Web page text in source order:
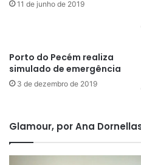
11 de junho de 2019
Porto do Pecém realiza
simulado de emergência
3 de dezembro de 2019
Glamour, por Ana